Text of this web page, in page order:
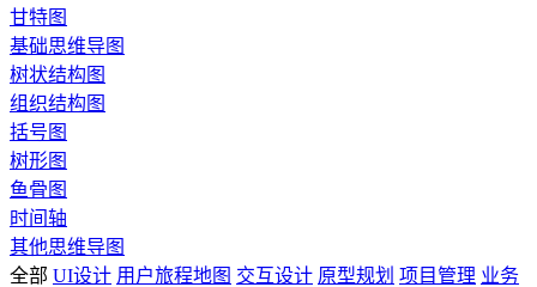
甘特图
基础思维导图
树状结构图
组织结构图
括号图
树形图
鱼骨图
时间轴
其他思维导图
全部 UI设计 用户旅程地图 交互设计 原型规划 项目管理 业务